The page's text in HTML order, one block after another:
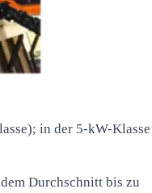
in der 5-kW-Klasse
Durchschnitt bis zu